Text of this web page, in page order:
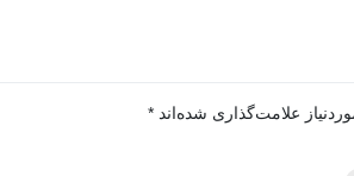
علامت‌گذاری شده‌اند *